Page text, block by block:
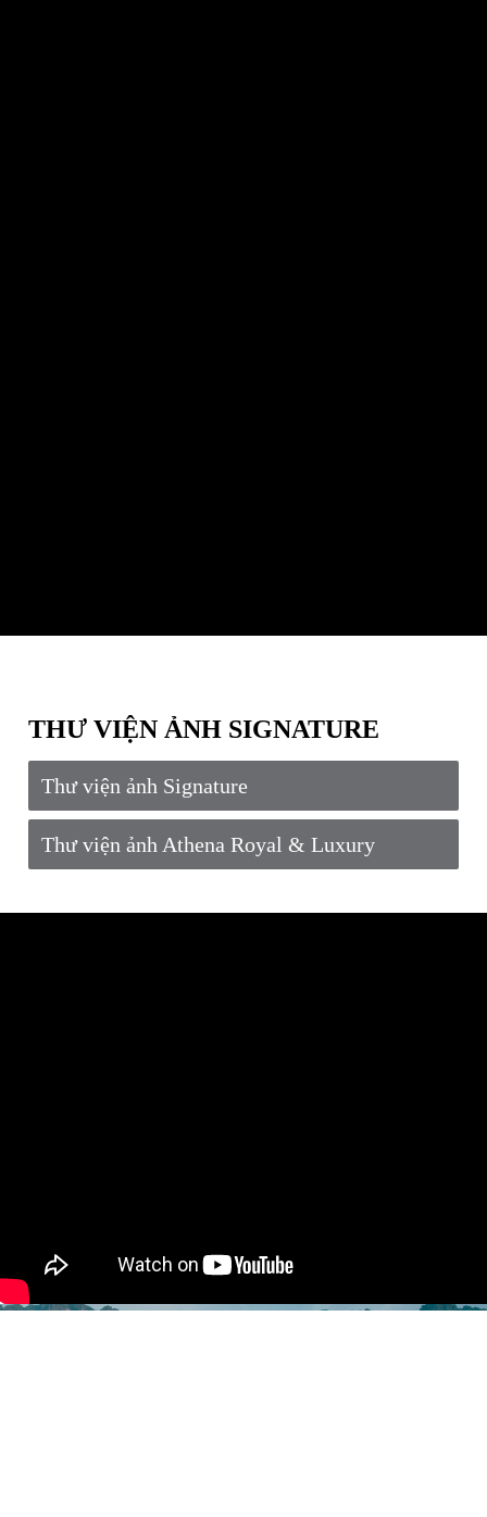
THƯ VIỆN ẢNH SIGNATURE
Thư viện ảnh Signature
Thư viện ảnh Athena Royal & Luxury